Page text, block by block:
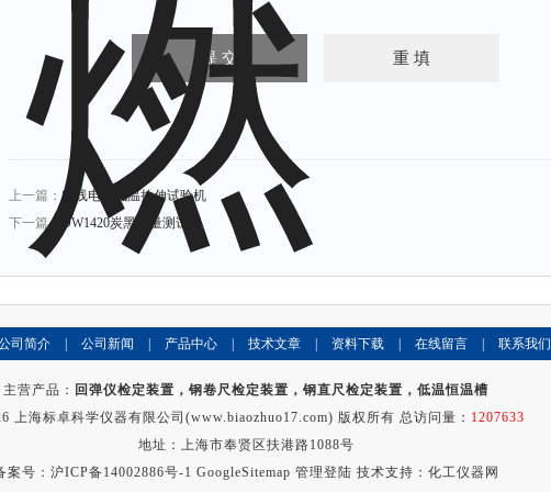
上一篇：电线电缆低温拉伸试验机
下一篇：
DW1420炭黑含量测试仪
司简介 公司新闻 产品中心 技术文章 资料下载 在线留言 联系我们
主营产品： 回弹仪检定装置，钢卷尺检定装置，钢直尺检定装置，低温恒温槽
上海标卓科学仪器有限公司(www.biaozhuo17.com) 版权所有 总访问量： 1207633
地址：上海市奉贤区扶港路1088号
案号： 沪ICP备14002886号-1 GoogleSitemap 管理登陆 技术支持： 化工仪器网